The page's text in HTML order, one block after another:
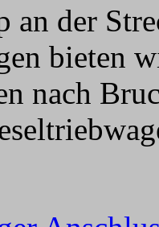
an der
bieten
nach